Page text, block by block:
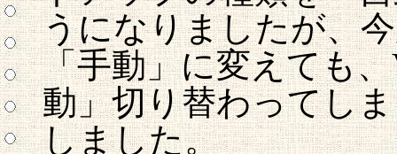
うになりましたが、
「手動」に変えても
動」切り替わってし
しました。